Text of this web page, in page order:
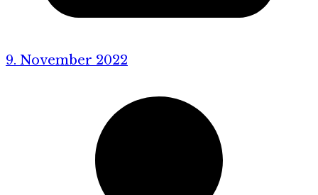
9. November 2022